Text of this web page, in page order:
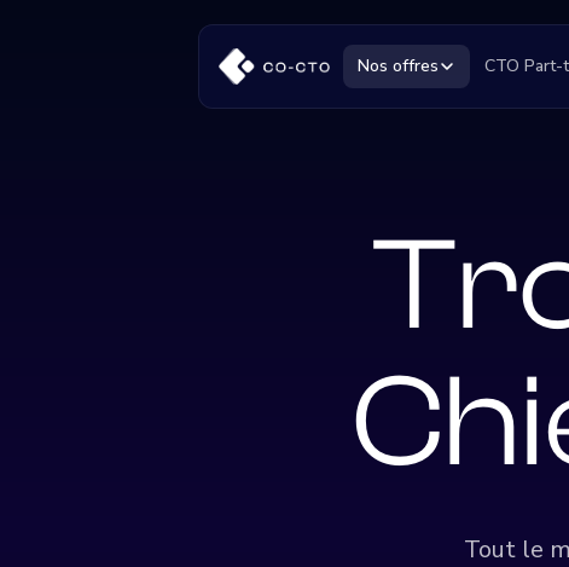
Nos offres CTO Part-
Tout le